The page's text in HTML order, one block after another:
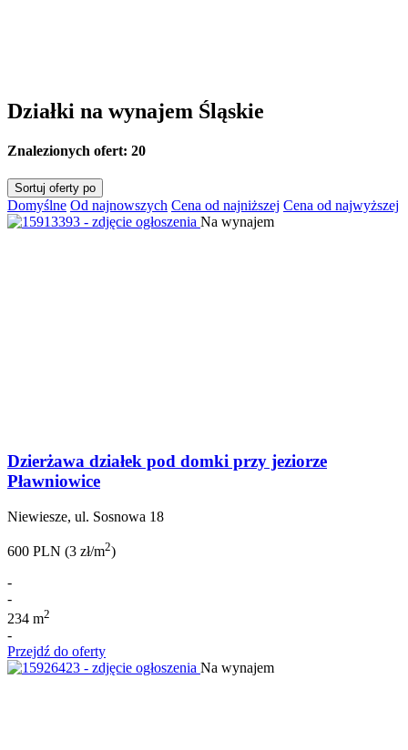
Działki na wynajem Śląskie
Znalezionych ofert: 20
Sortuj oferty po
Domyślne Od najnowszych Cena od najniższej Cena od najwyższej
Na wynajem
Dzierżawa działek pod domki przy jeziorze
Pławniowice
Niewiesze, ul. Sosnowa 18
600 PLN (3 zł/m2)
-
-
234 m2
-
Przejdź do oferty
Na wynajem